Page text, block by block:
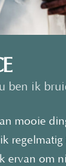
ben ik
mooie
ervan om